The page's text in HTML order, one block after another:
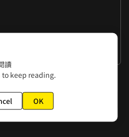
子裡的樣子。
表演小屋
讀
to keep reading.
OK